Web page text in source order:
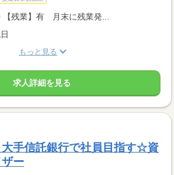
【残業】有 月末に残業発...
もっと見る
求人詳細を見る
手信託銀行で社員目指す☆資
ー